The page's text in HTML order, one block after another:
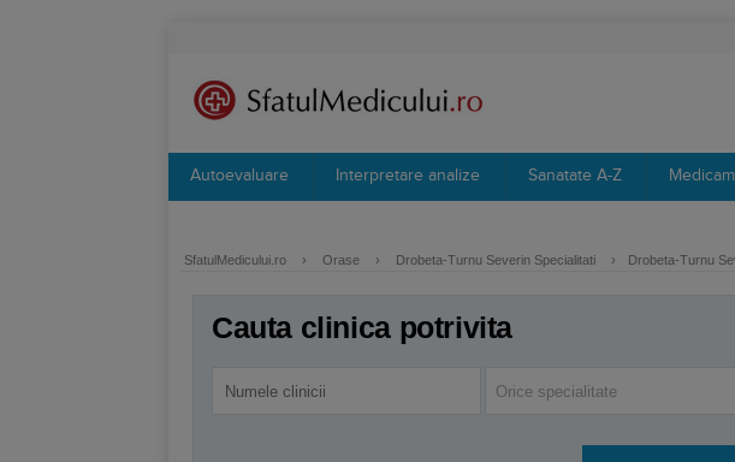
Autoevaluare Interpretare analize Sanatate A-Z
SfatulMedicului.ro › Orase › Drobeta-Turnu Severin Specialitati › Drobeta-Turnu
Cauta clinica potrivita
Orice specialitate